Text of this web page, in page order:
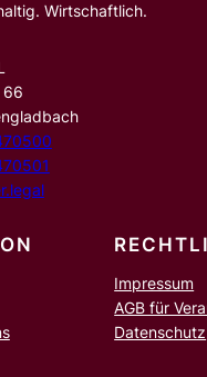
Wirtschaftlich.
66
Impressum
AGB für
Datenschutz